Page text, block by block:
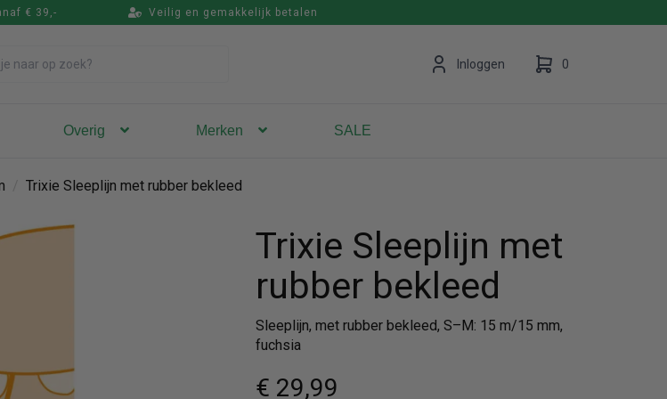
€ 39,- Veilig en gemakkelijk betalen
Inloggen 0
Vul hem met producten.
Overig Merken SALE
Trixie Sleeplijn met rubber bekleed
Trixie Sleeplijn met
rubber bekleed
Sleeplijn, met rubber bekleed, S–M: 15 m/15 mm,
fuchsia
€ 29,99